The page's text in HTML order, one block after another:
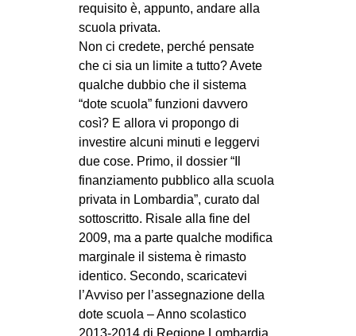
requisito è, appunto, andare alla
scuola privata.
Non ci credete, perché pensate
che ci sia un limite a tutto? Avete
qualche dubbio che il sistema
“dote scuola” funzioni davvero
così? E allora vi propongo di
investire alcuni minuti e leggervi
due cose. Primo, il dossier “Il
finanziamento pubblico alla scuola
privata in Lombardia”, curato dal
sottoscritto. Risale alla fine del
2009, ma a parte qualche modifica
marginale il sistema è rimasto
identico. Secondo, scaricatevi
l’Avviso per l’assegnazione della
dote scuola – Anno scolastico
2013-2014 di Regione Lombardia